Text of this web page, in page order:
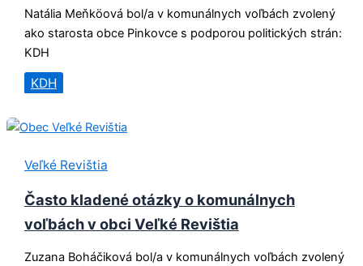
Natália Meňköová bol/a v komunálnych voľbách zvolený
ako starosta obce Pinkovce s podporou politických strán:
KDH
KDH
Veľké Revištia
Často kladené otázky o komunálnych
voľbách v obci Veľké Revištia
Zuzana Boháčiková bol/a v komunálnych voľbách zvolený